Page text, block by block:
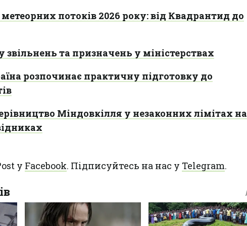
потоків 2026 року: від Квадрантид до
звільнень та призначень у міністерствах
розпочинає практичну підготовку до
Міндовкілля у незаконних лімітах на
у Facebook. Підписуйтесь на нас у Telegram.